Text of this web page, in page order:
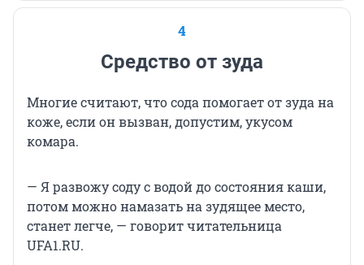
4
Средство от зуда
Многие считают, что сода помогает от зуда на
коже, если он вызван, допустим, укусом
комара.
— Я развожу соду с водой до состояния каши,
потом можно намазать на зудящее место,
станет легче, — говорит читательница
UFA1.RU.